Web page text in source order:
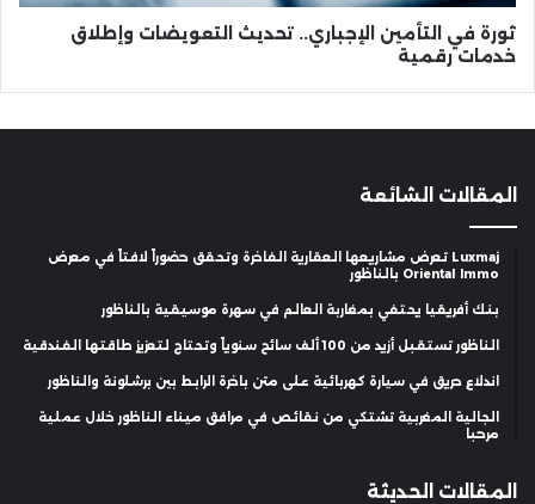
ثورة في التأمين الإجباري.. تحديث التعويضات وإطلاق
خدمات رقمية
المقالات الشائعة
Luxmaj تعرض مشاريعها العقارية الفاخرة وتحقق حضوراً لافتاً في معرض
Oriental Immo بالناظور
بنك أفريقيا يحتفي بمغاربة العالم في سهرة موسيقية بالناظور
الناظور تستقبل أزيد من 100 ألف سائح سنوياً وتحتاج لتعزيز طاقتها الفندقية
اندلاع حريق في سيارة كهربائية على متن باخرة الرابط بين برشلونة والناظور
الجالية المغربية تشتكي من نقائص في مرافق ميناء الناظور خلال عملية
مرحبا
المقالات الحديثة